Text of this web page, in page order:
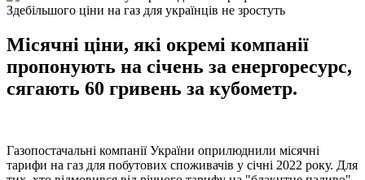
Здебільшого ціни на газ для українців не зростуть
Місячні ціни, які окремі компанії
пропонують на січень за енергоресурс,
сягають 60 гривень за кубометр.
Газопостачальні компанії України оприлюднили місячні
тарифи на газ для побутових споживачів у січні 2022 року. Для